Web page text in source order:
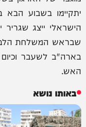
יתקיימו בשבוע
הישראלי ייצג
שבראש המשלחת
בארה"ב לשעבר
האש.
באותו נושא